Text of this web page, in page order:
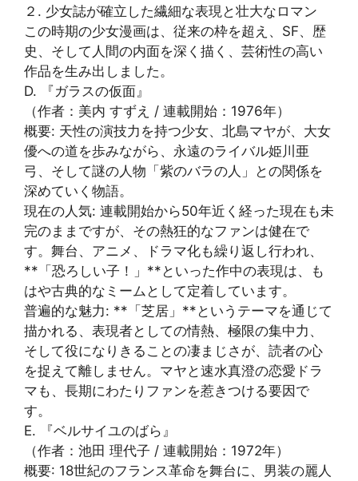
２. 少女誌が確立した繊細な表現と壮大なロマン
この時期の少女漫画は、従来の枠を超え、SF、歴
史、そして人間の内面を深く描く、芸術性の高い
作品を生み出しました。
D. 『ガラスの仮面』
（作者：美内 すずえ / 連載開始：1976年）
概要: 天性の演技力を持つ少女、北島マヤが、大女
優への道を歩みながら、永遠のライバル姫川亜
弓、そして謎の人物「紫のバラの人」との関係を
深めていく物語。
現在の人気: 連載開始から50年近く経った現在も未
完のままですが、その熱狂的なファンは健在で
す。舞台、アニメ、ドラマ化も繰り返し行われ、
**「恐ろしい子！」**といった作中の表現は、も
はや古典的なミームとして定着しています。
普遍的な魅力: **「芝居」**というテーマを通じて
描かれる、表現者としての情熱、極限の集中力、
そして役になりきることの凄まじさが、読者の心
を捉えて離しません。マヤと速水真澄の恋愛ドラ
マも、長期にわたりファンを惹きつける要因で
す。
E. 『ベルサイユのばら』
（作者：池田 理代子 / 連載開始：1972年）
概要: 18世紀のフランス革命を舞台に、男装の麗人